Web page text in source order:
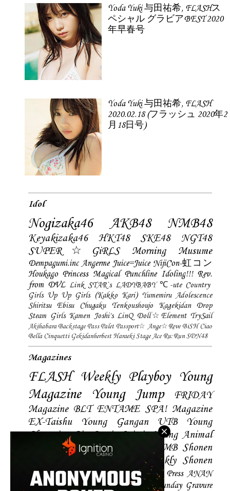
Yoda Yuki 与田祐希, FLASHス
ペシャル グラビアBEST 2020
年早春号
Yoda Yuki 与田祐希, FLASH
2020.02.18 (フラッシュ 2020年2
月18日号)
Idol
Nogizaka46 AKB48 NMB48
Keyakizaka46 HKT48 SKE48
NGT48
SUPER☆GiRLS
Morning Musume
Dempagumi.inc Angerme Juice=Juice NijiCon-虹コン
Houkago Princess Magical Punchline Idoling!!! Rev.
from DVL Link STAR`s LADYBABY ℃-ute Country
Girls Up Up Girls (Kakko Kari) Yumemiru Adolescence
Shiritsu Ebisu Chugaku
Tenkoushoujo Kagekidan
Drop
Steam Girls Kamen Joshi's LinQ Doll☆Element TrySail
Akihabara Backstage Pass Palet Passport☆ Ange☆Reve BiSH Ciao
Bella Cinquetti Gekidanherbest Haraeki Stage Ace Ru:Run SDN48
Magazines
FLASH Weekly Playboy Young
Magazine
Young Jump
FRIDAY
Magazine BLT ENTAME SPA! Magazine
EX-Taishu
Young Gangan UTB
Young
Champion Big Comic Spirtis Young Animal
Shonen Magazine BUBKA BOMB Shonen
Champion
Weekly Shonen
Sunday Photobooks BRODY Hustle Press ANAN
Magazine SMART Magazine Young Sunday Gravure